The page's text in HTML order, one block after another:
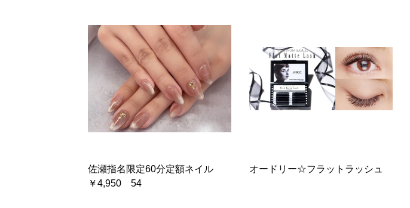
佐瀬指名限定60分定額ネイル
￥4,950 54
オードリー☆フラットラッシュ